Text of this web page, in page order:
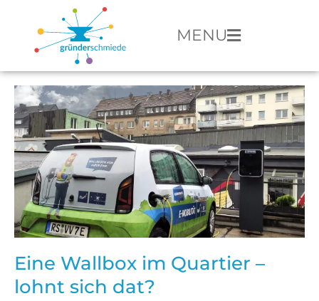
MENU
Eine Wallbox im Quartier –
lohnt sich dat?